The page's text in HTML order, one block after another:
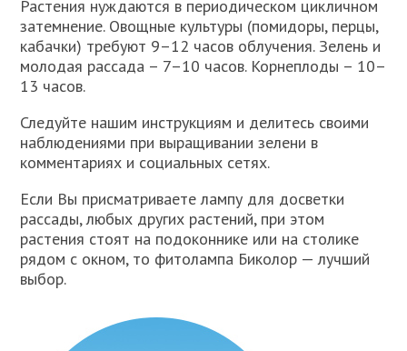
Растения нуждаются в периодическом цикличном
затемнение. Овощные культуры (помидоры, перцы,
кабачки) требуют 9–12 часов облучения. Зелень и
молодая рассада – 7–10 часов. Корнеплоды – 10–
13 часов.
Следуйте нашим инструкциям и делитесь своими
наблюдениями при выращивании зелени в
комментариях и социальных сетях.
Если Вы присматриваете лампу для досветки
рассады, любых других растений, при этом
растения стоят на подоконнике или на столике
рядом с окном, то фитолампа Биколор — лучший
выбор.